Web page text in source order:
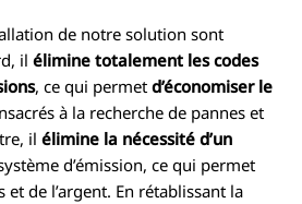
de notre solution sont
il élimine totalement les codes
, ce qui permet d’économiser le
à la recherche de pannes et
il élimine la nécessité d’un
d’émission, ce qui permet
et de l’argent. En rétablissant la